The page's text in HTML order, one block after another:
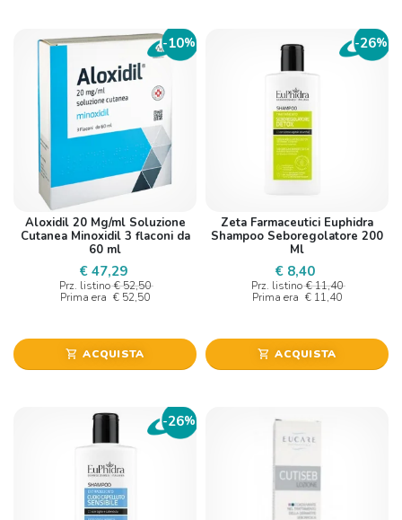
-10%
Aloxidil 20 Mg/ml Soluzione
Cutanea Minoxidil 3 flaconi da
60 ml
€ 47,29
Prz. listino € 52,50
Prima era € 52,50
shopping_cart ACQUISTA
-26%
Zeta Farmaceutici Euphidra
Shampoo Seboregolatore 200
Ml
€ 8,40
Prz. listino € 11,40
Prima era € 11,40
shopping_cart ACQUISTA
-26%